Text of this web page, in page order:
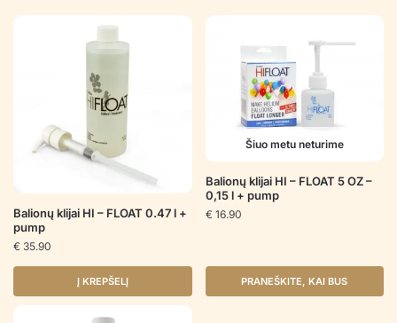
populiarumą
Balionų klijai HI – FLOAT 0.47 l +
pump
€ 35.90
Į KREPŠELĮ
Šiuo metu neturime
Balionų klijai HI – FLOAT 5 OZ –
0,15 l + pump
€ 16.90
PRANEŠKITE, KAI BUS